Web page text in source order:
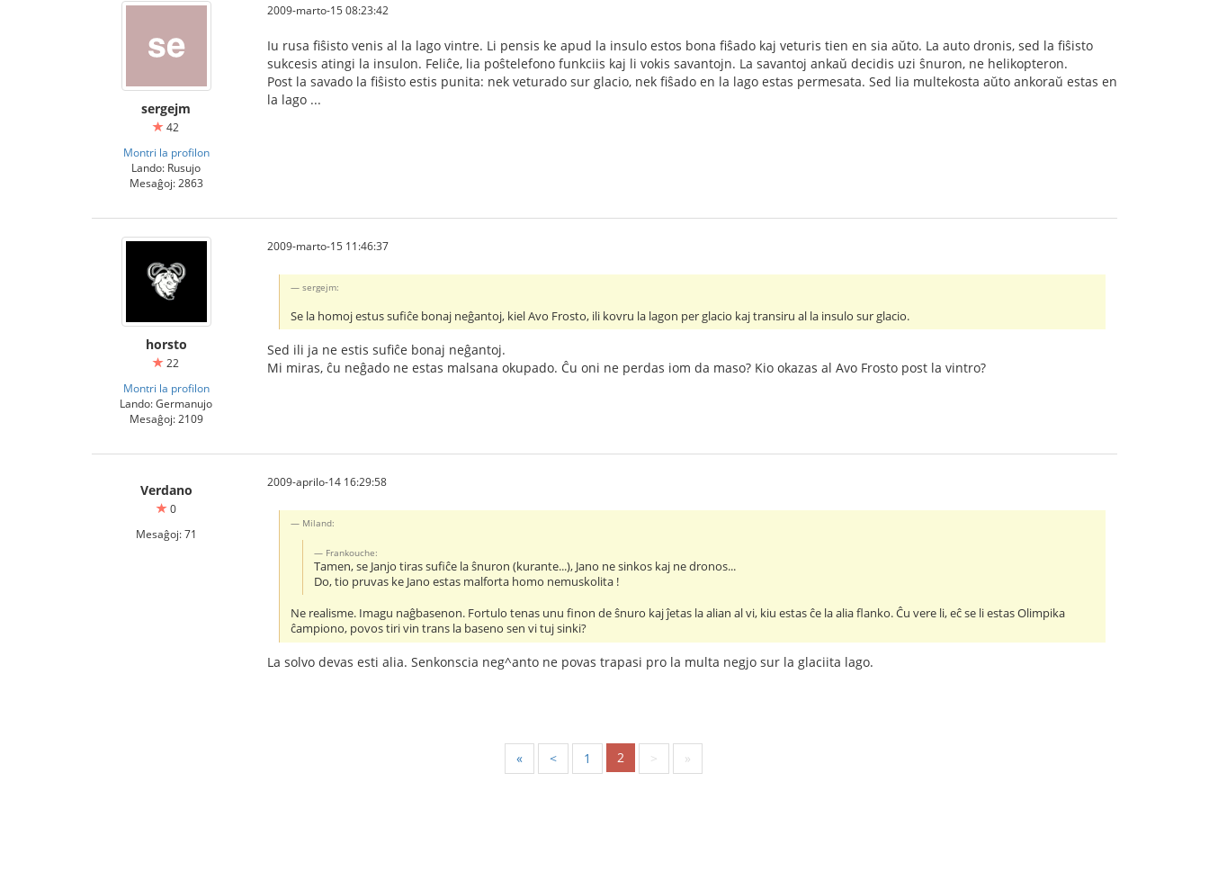
sergejm
42
Montri la profilon
Lando: Rusujo
Mesaĝoj: 2863
2009-marto-15 08:23:42
Iu rusa fiŝisto venis al la lago vintre. Li pensis ke apud la insulo estos bona fiŝado kaj veturis tien en sia aŭto. La auto dronis, sed la fiŝisto
sukcesis atingi la insulon. Feliĉe, lia poŝtelefono funkciis kaj li vokis savantojn. La savantoj ankaŭ decidis uzi ŝnuron, ne helikopteron.
Post la savado la fiŝisto estis punita: nek veturado sur glacio, nek fiŝado en la lago estas permesata. Sed lia multekosta aŭto ankoraŭ estas en
la lago ...
horsto
22
Montri la profilon
Lando: Germanujo
Mesaĝoj: 2109
2009-marto-15 11:46:37
sergejm:
Se la homoj estus sufiĉe bonaj neĝantoj, kiel Avo Frosto, ili kovru la lagon per glacio kaj transiru al la insulo sur glacio.
Sed ili ja ne estis sufiĉe bonaj neĝantoj.
Mi miras, ĉu neĝado ne estas malsana okupado. Ĉu oni ne perdas iom da maso? Kio okazas al Avo Frosto post la vintro?
Verdano
0
Mesaĝoj: 71
2009-aprilo-14 16:29:58
Miland:
Frankouche:
Tamen, se Janjo tiras sufiĉe la ŝnuron (kurante...), Jano ne sinkos kaj ne dronos...
Do, tio pruvas ke Jano estas malforta homo nemuskolita !
Ne realisme. Imagu naĝbasenon. Fortulo tenas unu finon de ŝnuro kaj ĵetas la alian al vi, kiu estas ĉe la alia flanko. Ĉu vere li, eĉ se li estas Olimpika
ĉampiono, povos tiri vin trans la baseno sen vi tuj sinki?
La solvo devas esti alia. Senkonscia neg^anto ne povas trapasi pro la multa negjo sur la glaciita lago.
« < 1 2 > »